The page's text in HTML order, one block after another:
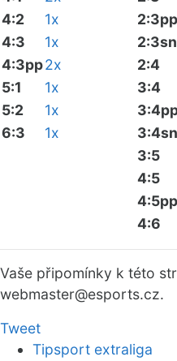
4:2
1x
4:3
1x
4:3pp2x
5:1
1x
5:2
1x
6:3
1x
2:3pp
2:3sn
2:4
3:4
3:4sn
3:5
4:5
4:5pp
4:6
Vaše připomínky k této
webmaster@esports.cz.
Tweet
Tipsport extraliga